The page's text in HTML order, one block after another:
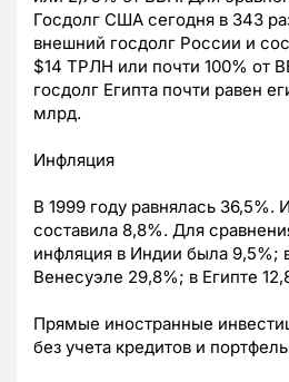
Госдолг США сегодня в 343
внешний госдолг России и
$14 ТРЛН или почти 100% от
госдолг Египта почти равен
млрд.
Инфляция
В 1999 году равнялась 36,5%.
составила 8,8%. Для
инфляция в Индии была 9,5%;
Венесуэле 29,8%; в Египте
Прямые иностранные
без учета кредитов и